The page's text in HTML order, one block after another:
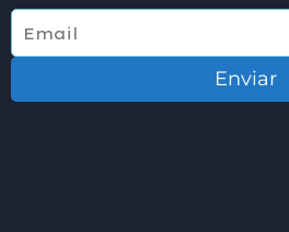
Enviar